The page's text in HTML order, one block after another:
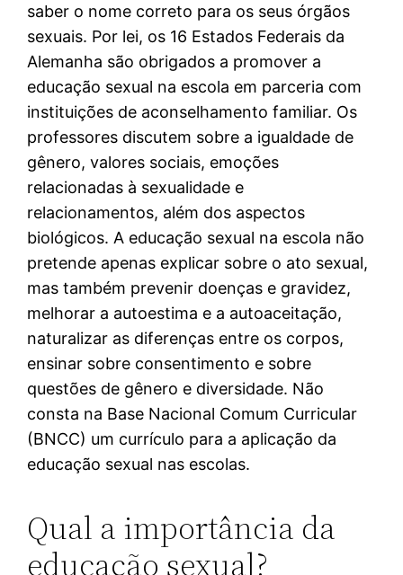
saber o nome correto para os seus órgãos
sexuais. Por lei, os 16 Estados Federais da
Alemanha são obrigados a promover a
educação sexual na escola em parceria com
instituições de aconselhamento familiar. Os
professores discutem sobre a igualdade de
gênero, valores sociais, emoções
relacionadas à sexualidade e
relacionamentos, além dos aspectos
biológicos. A educação sexual na escola não
pretende apenas explicar sobre o ato sexual,
mas também prevenir doenças e gravidez,
melhorar a autoestima e a autoaceitação,
naturalizar as diferenças entre os corpos,
ensinar sobre consentimento e sobre
questões de gênero e diversidade. Não
consta na Base Nacional Comum Curricular
(BNCC) um currículo para a aplicação da
educação sexual nas escolas.
Qual a importância da
educação sexual?